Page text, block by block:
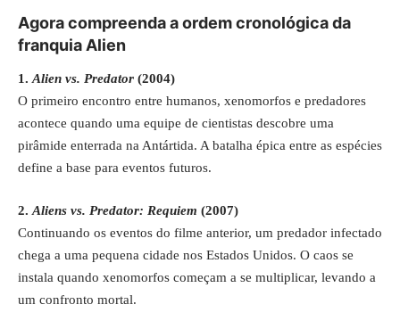
Agora compreenda a ordem cronológica da
franquia Alien
1. Alien vs. Predator (2004)
O primeiro encontro entre humanos, xenomorfos e predadores
acontece quando uma equipe de cientistas descobre uma
pirâmide enterrada na Antártida. A batalha épica entre as espécies
define a base para eventos futuros.
2. Aliens vs. Predator: Requiem (2007)
Continuando os eventos do filme anterior, um predador infectado
chega a uma pequena cidade nos Estados Unidos. O caos se
instala quando xenomorfos começam a se multiplicar, levando a
um confronto mortal.